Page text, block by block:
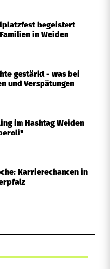
begeistert
in Weiden
gestärkt - was bei
und Verspätungen
im Hashtag Weiden
Karrierechancen in